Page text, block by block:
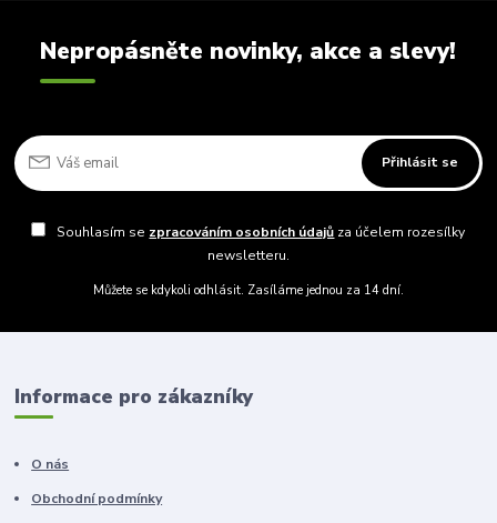
Nepropásněte novinky, akce a slevy!
Přihlásit se
Souhlasím se zpracováním osobních údajů za účelem rozesílky
newsletteru.
Můžete se kdykoli odhlásit. Zasíláme jednou za 14 dní.
Informace pro zákazníky
O nás
Obchodní podmínky